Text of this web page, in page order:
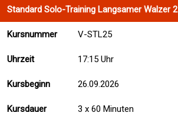
Standard Solo-Training Langsamer Walzer 2
V-STL25
17:15 Uhr
26.09.2026
3 x 60 Minuten